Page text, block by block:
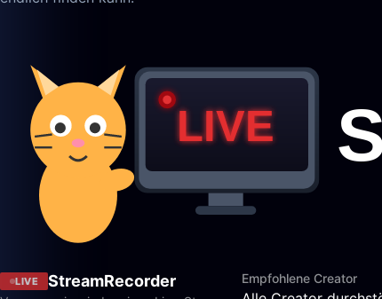
LIVE StreamRecorder Empfohlene Creator